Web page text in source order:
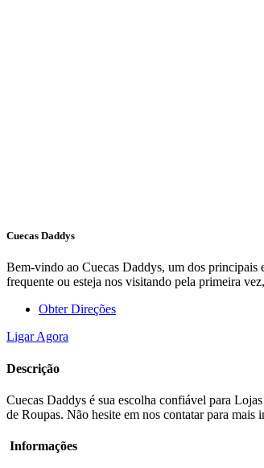
Cuecas Daddys
Bem-vindo ao Cuecas Daddys, um dos principais
frequente ou esteja nos visitando pela primeira
Obter Direções
Ligar Agora
Descrição
Cuecas Daddys é sua escolha confiável para
de Roupas. Não hesite em nos contatar para mais
Informações